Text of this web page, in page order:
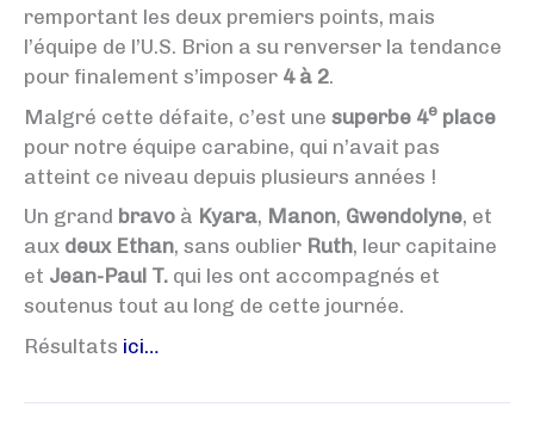
remportant les deux premiers points, mais
l’équipe de l’U.S. Brion a su renverser la tendance
pour finalement s’imposer 4 à 2.
Malgré cette défaite, c’est une superbe 4e place
pour notre équipe carabine, qui n’avait pas
atteint ce niveau depuis plusieurs années !
Un grand bravo à Kyara, Manon, Gwendolyne, et
aux deux Ethan, sans oublier Ruth, leur capitaine
et Jean-Paul T. qui les ont accompagnés et
soutenus tout au long de cette journée.
Résultats ici…